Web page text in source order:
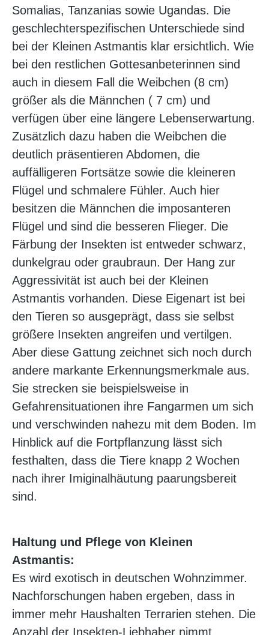
Somalias, Tanzanias sowie Ugandas. Die
geschlechterspezifischen Unterschiede sind
bei der Kleinen Astmantis klar ersichtlich. Wie
bei den restlichen Gottesanbeterinnen sind
auch in diesem Fall die Weibchen (8 cm)
größer als die Männchen ( 7 cm) und
verfügen über eine längere Lebenserwartung.
Zusätzlich dazu haben die Weibchen die
deutlich präsentieren Abdomen, die
auffälligeren Fortsätze sowie die kleineren
Flügel und schmalere Fühler. Auch hier
besitzen die Männchen die imposanteren
Flügel und sind die besseren Flieger. Die
Färbung der Insekten ist entweder schwarz,
dunkelgrau oder graubraun. Der Hang zur
Aggressivität ist auch bei der Kleinen
Astmantis vorhanden. Diese Eigenart ist bei
den Tieren so ausgeprägt, dass sie selbst
größere Insekten angreifen und vertilgen.
Aber diese Gattung zeichnet sich noch durch
andere markante Erkennungsmerkmale aus.
Sie strecken sie beispielsweise in
Gefahrensituationen ihre Fangarmen um sich
und verschwinden nahezu mit dem Boden. Im
Hinblick auf die Fortpflanzung lässt sich
festhalten, dass die Tiere knapp 2 Wochen
nach ihrer Imiginalhäutung paarungsbereit
sind.
Haltung und Pflege von Kleinen
Astmantis:
Es wird exotisch in deutschen Wohnzimmer.
Nachforschungen haben ergeben, dass in
immer mehr Haushalten Terrarien stehen. Die
Anzahl der Insekten-Liebhaber nimmt